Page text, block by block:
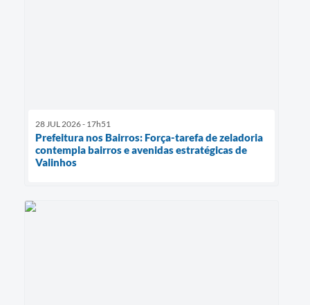
28 JUL 2026 - 17h51
Prefeitura nos Bairros: Força-tarefa de zeladoria
contempla bairros e avenidas estratégicas de
Valinhos